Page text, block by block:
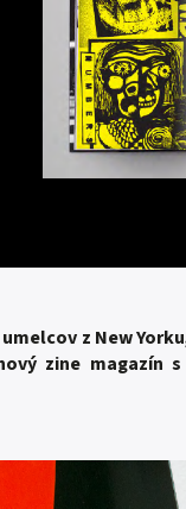
z New
zine magazín